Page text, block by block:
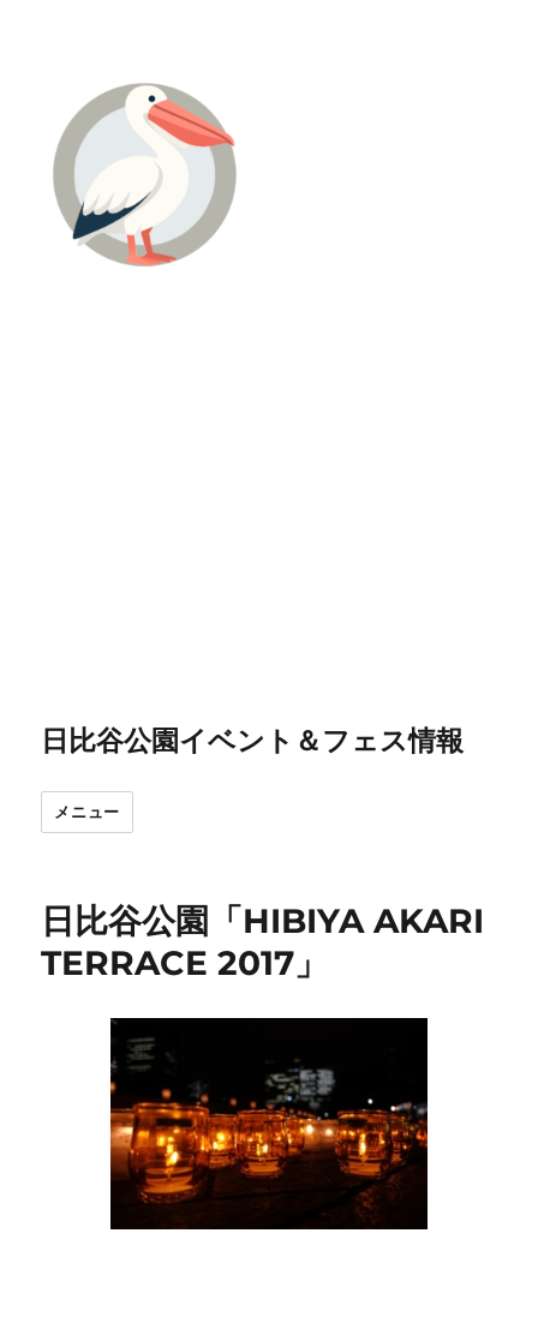
日比谷公園イベント＆フェス情報
メニュー
日比谷公園「HIBIYA AKARI
TERRACE 2017」